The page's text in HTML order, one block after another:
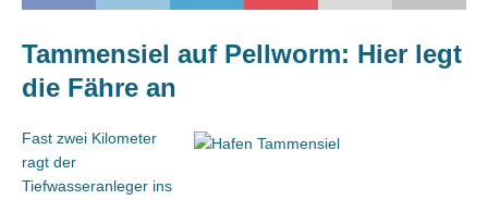
Tammensiel auf Pellworm: Hier legt
die Fähre an
Fast zwei Kilometer
ragt der
Tiefwasseranleger ins